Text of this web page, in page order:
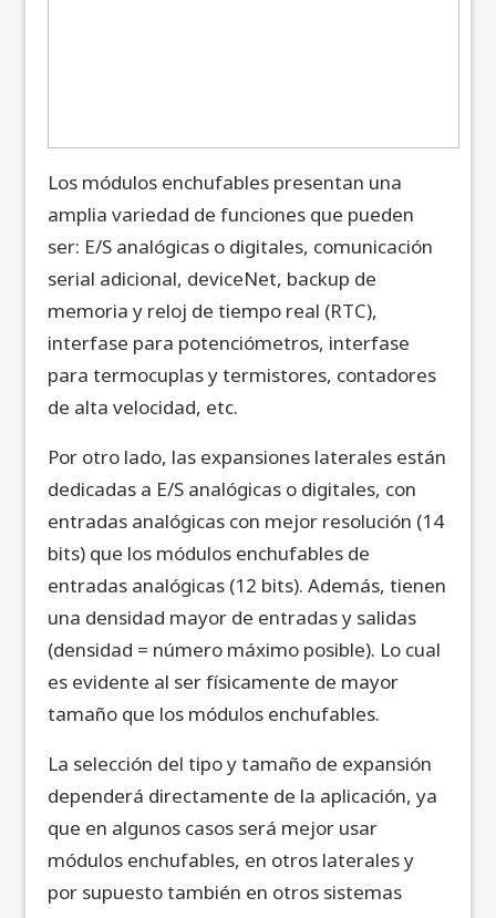
Los módulos enchufables presentan una
amplia variedad de funciones que pueden
ser: E/S analógicas o digitales, comunicación
serial adicional, deviceNet, backup de
memoria y reloj de tiempo real (RTC),
interfase para potenciómetros, interfase
para termocuplas y termistores, contadores
de alta velocidad, etc.
Por otro lado, las expansiones laterales están
dedicadas a E/S analógicas o digitales, con
entradas analógicas con mejor resolución (14
bits) que los módulos enchufables de
entradas analógicas (12 bits). Además, tienen
una densidad mayor de entradas y salidas
(densidad = número máximo posible). Lo cual
es evidente al ser físicamente de mayor
tamaño que los módulos enchufables.
La selección del tipo y tamaño de expansión
dependerá directamente de la aplicación, ya
que en algunos casos será mejor usar
módulos enchufables, en otros laterales y
por supuesto también en otros sistemas